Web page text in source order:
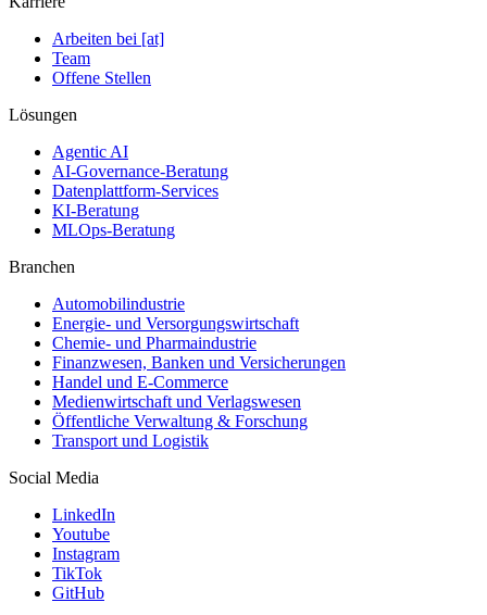
Arbeiten bei [at]
Team
Offene Stellen
Lösungen
Agentic AI
AI-Governance-Beratung
Datenplattform-Services
KI-Beratung
MLOps-Beratung
Branchen
Automobilindustrie
Energie- und Versorgungswirtschaft
Chemie- und Pharmaindustrie
Finanzwesen, Banken und Versicherungen
Handel und E-Commerce
Medienwirtschaft und Verlagswesen
Öffentliche Verwaltung & Forschung
Transport und Logistik
Social Media
LinkedIn
Youtube
Instagram
TikTok
GitHub